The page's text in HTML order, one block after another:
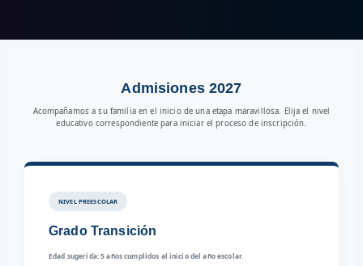
Admisiones 2027
Acompañamos a su familia en el inicio de una etapa maravillosa. Elija el nivel
educativo correspondiente para iniciar el proceso de inscripción.
NIVEL PREESCOLAR
Grado Transición
Edad sugerida: 5 años cumplidos al inicio del año escolar.